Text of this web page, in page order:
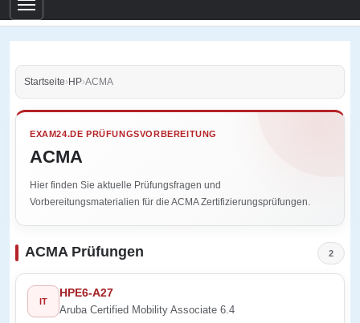
Startseite›HP›ACMA
EXAM24.DE PRÜFUNGSVORBEREITUNG
ACMA
Hier finden Sie aktuelle Prüfungsfragen und
Vorbereitungsmaterialien für die ACMA Zertifizierungsprüfungen.
ACMA Prüfungen 2
IT
HPE6-A27
Aruba Certified Mobility Associate 6.4